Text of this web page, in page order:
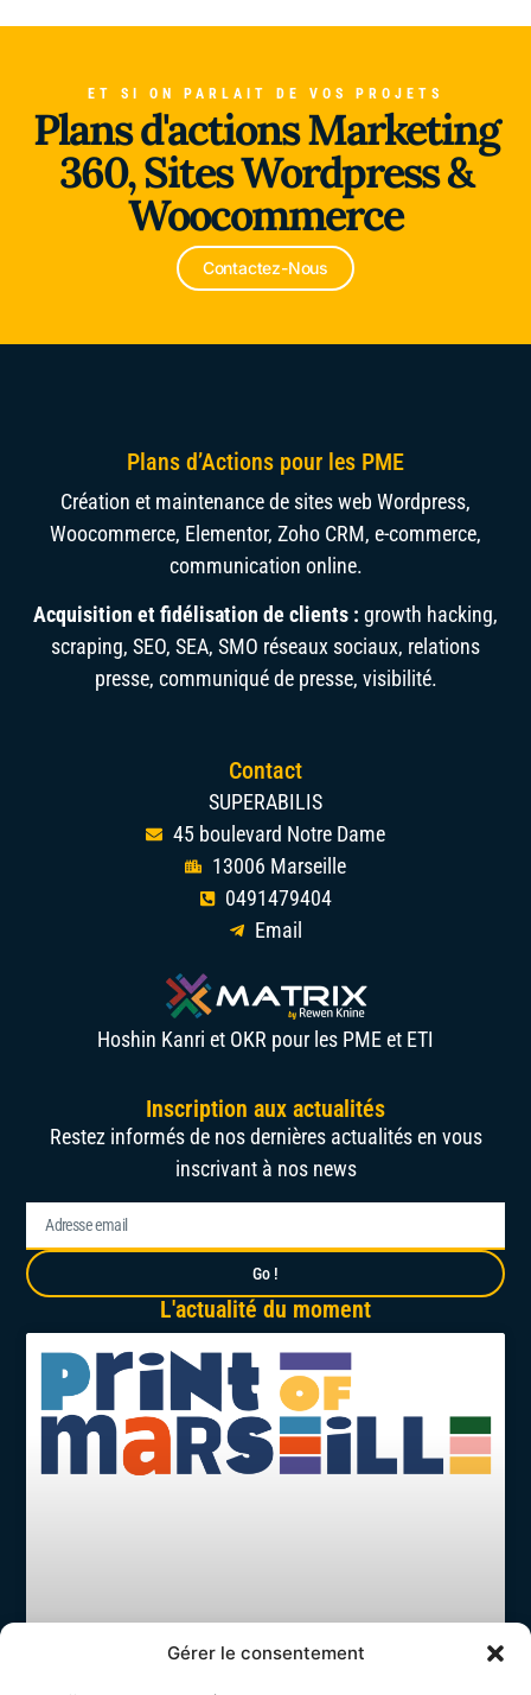
Gérer le consentement
Alliance du Froid
ET SI ON PARLAIT DE VOS PROJETS
Plans d'actions Marketing
360, Sites Wordpress &
Woocommerce
Contactez-Nous
Plans d’Actions pour les PME
Création et maintenance de sites web Wordpress,
Woocommerce, Elementor, Zoho CRM, e-commerce,
communication online.
Acquisition et fidélisation de clients : growth hacking,
scraping, SEO, SEA, SMO réseaux sociaux, relations
presse, communiqué de presse, visibilité.
Contact
SUPERABILIS
45 boulevard Notre Dame
13006 Marseille
0491479404
Email
Hoshin Kanri et OKR pour les PME et ETI
Inscription aux actualités
Restez informés de nos dernières actualités en vous
inscrivant à nos news
Go !
L'actualité du moment